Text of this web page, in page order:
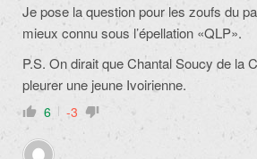
Je pose la question pour les zoufs du
mieux connu sous l’épellation «QLP».
P.S. On dirait queChantal Soucy de la
pleurer une jeune Ivoirienne.
6 -3